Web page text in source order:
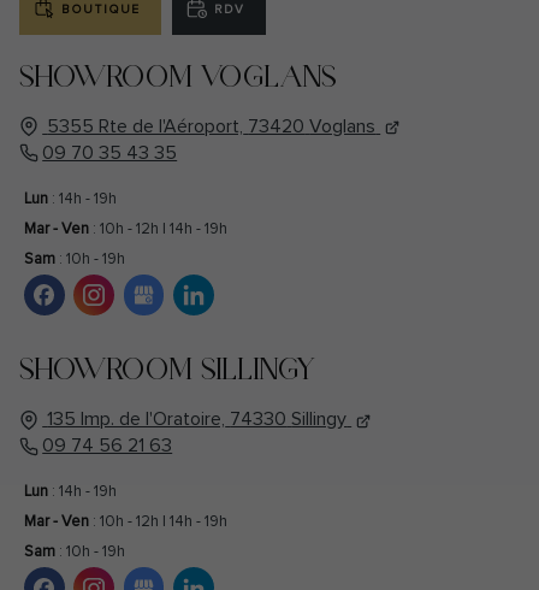
SHOWROOM VOGLANS
5355 Rte de l'Aéroport, 73420 Voglans
09 70 35 43 35
Lun : 14h - 19h
Mar - Ven : 10h - 12h | 14h - 19h
Sam : 10h - 19h
SHOWROOM SILLINGY
135 Imp. de l'Oratoire, 74330 Sillingy
09 74 56 21 63
Lun : 14h - 19h
Mar - Ven : 10h - 12h | 14h - 19h
Sam : 10h - 19h
BOUTIQUE RDV